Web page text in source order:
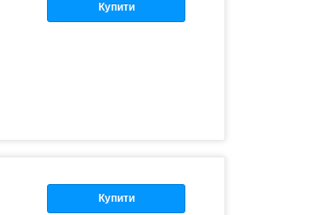
Купити
Купити